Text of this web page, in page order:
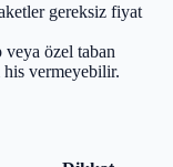
gereksiz fiyat
özel taban
vermeyebilir.